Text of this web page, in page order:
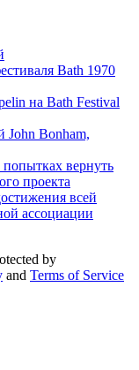
Bath 1970
на Bath Festival
John Bonham,
вернуть
проекта
всей
ассоциации
by
and Terms of Service